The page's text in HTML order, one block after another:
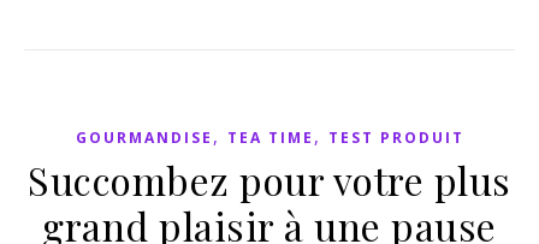
GOURMANDISE , TEA TIME , TEST PRODUIT
Succombez pour votre plus
grand plaisir à une pause